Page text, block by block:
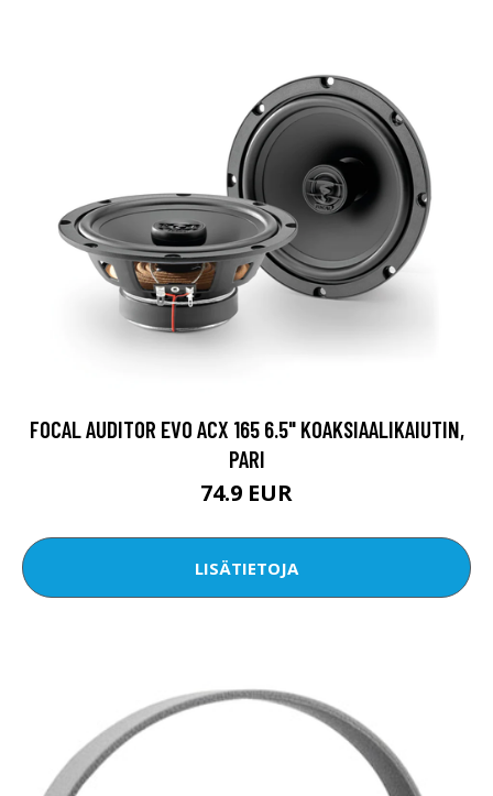
FOCAL AUDITOR EVO ACX 165 6.5" KOAKSIAALIKAIUTIN,
PARI
74.9 EUR
LISÄTIETOJA